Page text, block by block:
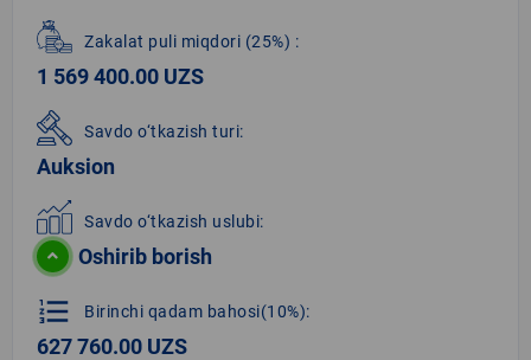
Zakalat puli miqdori (25%) :
1 569 400.00 UZS
Savdo o‘tkazish turi:
Auksion
Savdo o‘tkazish uslubi:
Oshirib borish
format_list_numbered Birinchi qadam bahosi(10%):
627 760.00 UZS